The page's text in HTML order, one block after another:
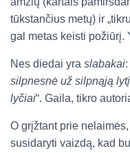
tūkstančius metų) ir
gal metas keisti požiūrį.
Nes diedai yra slabakai
silpnesnė už silpnąją
lyčiai“. Gaila, tikro
O grįžtant prie
susidaryti vaizdą, kad